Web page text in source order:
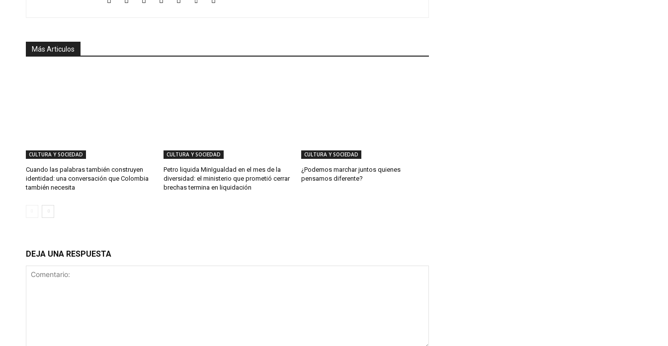
Más Articulos
CULTURA Y SOCIEDAD
Cuando las palabras también construyen
identidad: una conversación que Colombia
también necesita
CULTURA Y SOCIEDAD
Petro liquida MinIgualdad en el mes de la
diversidad: el ministerio que prometió cerrar
brechas termina en liquidación
CULTURA Y SOCIEDAD
¿Podemos marchar juntos quienes
pensamos diferente?
DEJA UNA RESPUESTA